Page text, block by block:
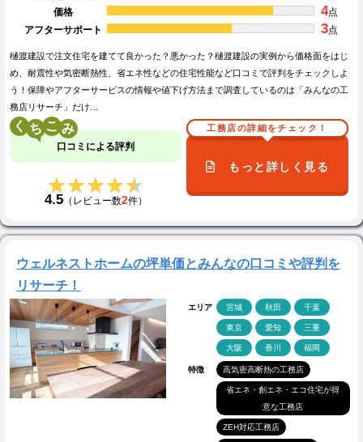
価格
4点
アフターサポート
3点
樋渡建設で注文住宅を建てて良かった？悪かった？樋渡建設の実例から価格面をはじ
め、耐震性や気密断熱性、省エネ性などの住宅性能など口コミで評判をチェックしよ
う！保障やアフターサービスの情報や値下げ方法まで調査しているのは「みんなの工
務店リサーチ」だけ…
く こ
口コミによる評判
★★★★★
★★★★★
4.5（レビュー数2件）
工務店の詳細をチェック！
もっと詳しく見る
ウェルネストホームの坪単価とみんなの口コミや評判を
リサーチ！
エリア 宮城 秋田 千葉
東京 愛知 三重
大阪 香川 福岡
特徴 高気密高断熱の工務店
省エネ・創エネ・エコ住宅が得
意な工務店
ZEH対応工務店